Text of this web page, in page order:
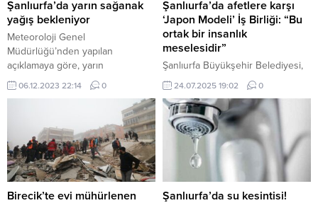
Şanlıurfa’da yarın sağanak
yağış bekleniyor
Meteoroloji Genel
Müdürlüğü’nden yapılan
açıklamaya göre, yarın
Şanlıurfa’da sağanak yağış
bekleniyor. Yağışların öğle
saatlerinden itibaren başlayacağı
ve akşam saatlerine kadar etkili
olacağı tahmin ediliyor. Yağışların
yer yer kuvvetli olması ve sel, su
baskını, ulaşımda aksamalar gibi
olumsuzluklara neden olabileceği
bildirildi. Şanlıurfalılar, yarınki
06.12.2023 22:14 0
Şanlıurfa’da afetlere karşı
‘Japon Modeli’ İş Birliği: “Bu
ortak bir insanlık
meselesidir”
Şanlıurfa Büyükşehir Belediyesi,
Japonya Uluslararası İşbirliği
Ajansı (JICA) ile ortaklaşa
düzenlediği “Afetlere Dayanıklı
Şehirler ve Olası Afetlere Hazırlık”
semineriyle, kentin afetlere karşı
direncini artırmak için önemli bir
adım attı. Yoğun katılımla
gerçekleşen etkinlikte konuşan
Büyükşehir Belediye Başkanı
24.07.2025 19:02 0
Birecik’te evi mühürlenen
Şanlıurfa’da su kesintisi!